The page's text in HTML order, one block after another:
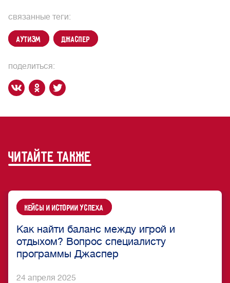
поделиться:
связанные теги:
аутизм Джаспер
читайте также
Кейсы и истории успеха
Как найти баланс между игрой и
отдыхом? Вопрос специалисту
программы Джаспер
24 апреля 2025